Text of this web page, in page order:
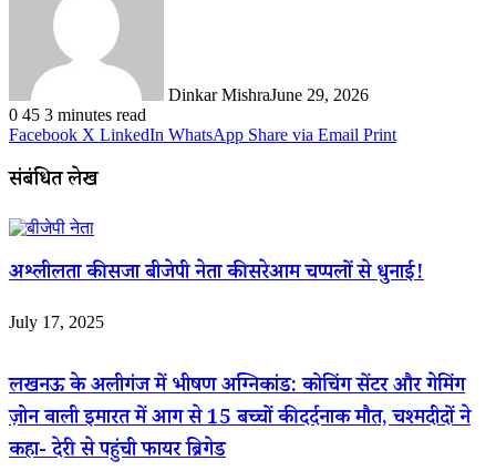
Dinkar MishraJune 29, 2026
0 45 3 minutes read
Facebook X LinkedIn WhatsApp Share via Email Print
संबंधित लेख
अश्लीलता की सजा बीजेपी नेता की सरेआम चप्पलों से धुनाई!
July 17, 2025
लखनऊ के अलीगंज में भीषण अग्निकांड: कोचिंग सेंटर और गेमिंग
ज़ोन वाली इमारत में आग से 15 बच्चों की दर्दनाक मौत, चश्मदीदों ने
कहा- देरी से पहुंची फायर ब्रिगेड